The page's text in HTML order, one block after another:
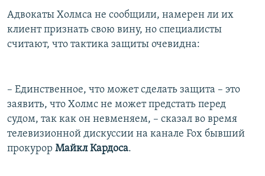
Адвокаты Холмса не сообщили, намерен ли их
клиент признать свою вину, но специалисты
считают, что тактика защиты очевидна:
­– Единственное, что может сделать защита – это
заявить, что Холмс не может предстать перед
судом, так как он невменяем, – сказал во время
телевизионной дискуссии на канале Fox бывший
прокурор Майкл Кардоса.